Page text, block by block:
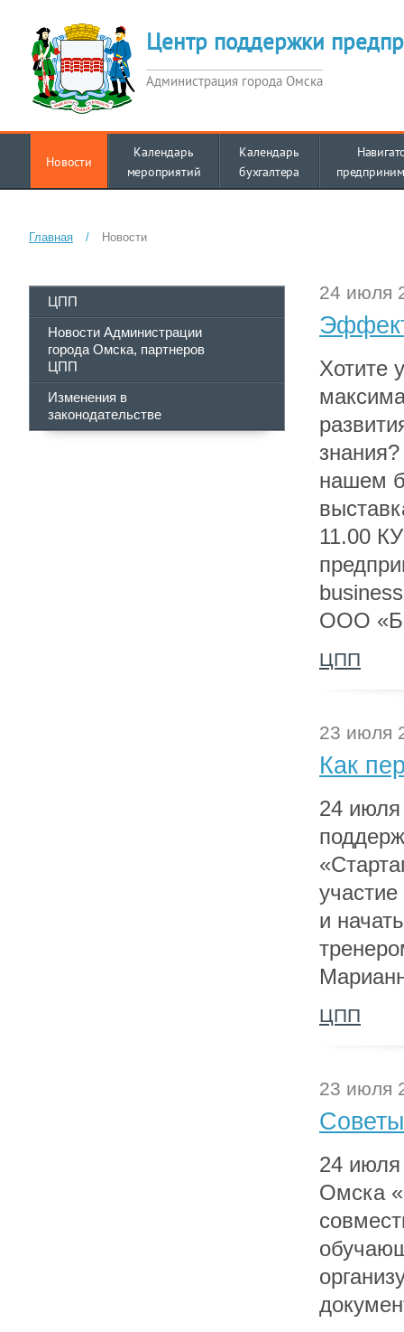
Центр поддержки
Администрация города Омска
Новости
Календарь
мероприятий
Календарь
бухгалтера
Главная / Новости
ЦПП
Новости Администрации
города Омска, партнеров
ЦПП
Изменения в
законодательстве
24 июля
Хотите
нашем
11.00
ООО
ЦПП
23 июля
Как
24
и
ЦПП
23 июля
24 июля
Омска